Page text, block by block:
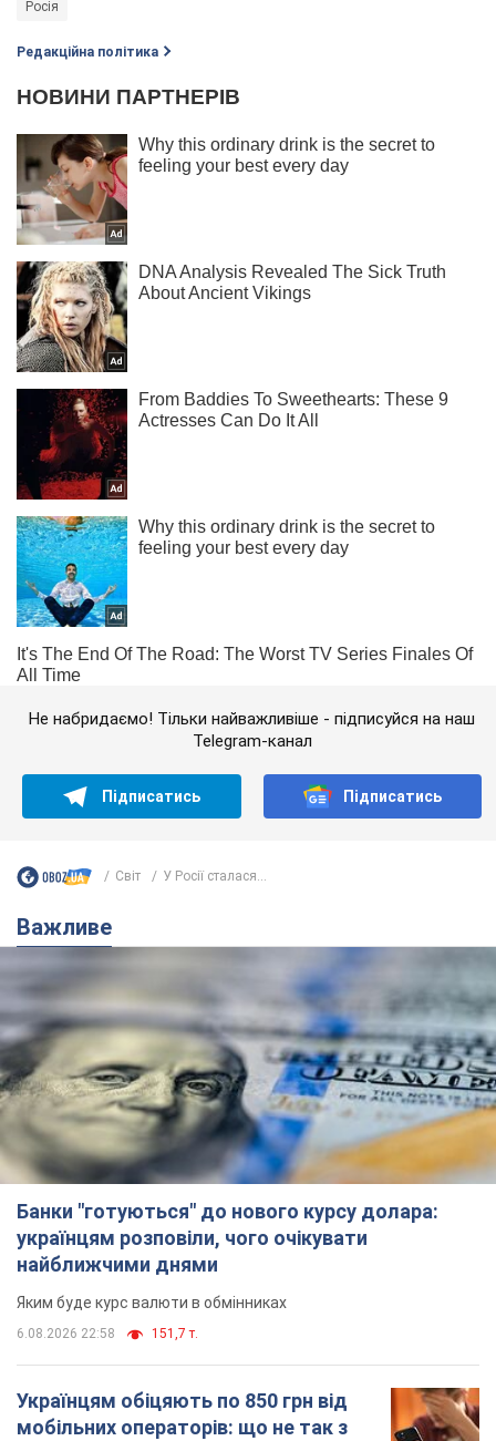
Росія
Редакційна політика
Не набридаємо! Тільки найважливіше - підписуйся на наш
Telegram-канал
Підписатись Підписатись
Світ У Росії сталася...
Важливе
Банки "готуються" до нового курсу долара:
українцям розповіли, чого очікувати
найближчими днями
Яким буде курс валюти в обмінниках
6.08.2026 22:58 151,7 т.
Українцям обіцяють по 850 грн від
мобільних операторів: що не так з